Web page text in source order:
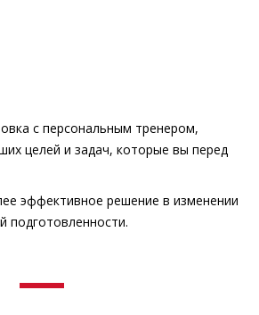
с персональным тренером,
целей и задач, которые вы перед
эффективное решение в изменении
подготовленности.